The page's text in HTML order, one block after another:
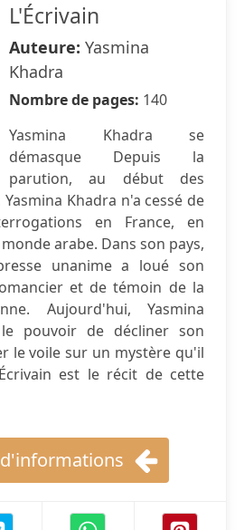
L'Écrivain
Auteure: Yasmina
Khadra
Nombre de pages: 140
Yasmina Khadra se
démasque Depuis la
parution, au début des
Khadra n'a cessé de
en France, en
arabe. Dans son pays,
unanime a loué son
et de témoin de la
Aujourd'hui, Yasmina
pouvoir de décliner son
le voile sur un mystère qu'il
est le récit de cette